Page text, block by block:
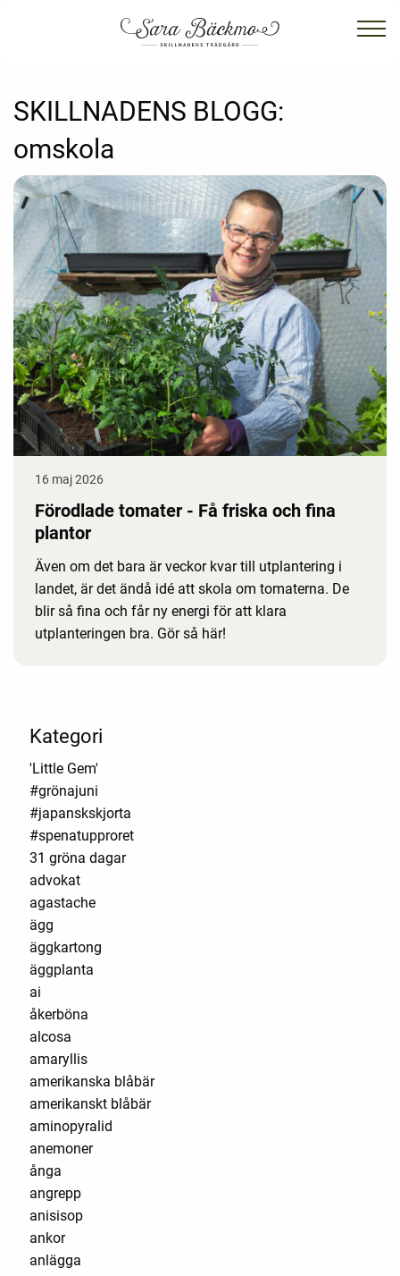
SKILLNADENS BLOGG:
omskola
16 maj 2026
Förodlade tomater - Få friska och fina
plantor
Även om det bara är veckor kvar till utplantering i
landet, är det ändå idé att skola om tomaterna. De
blir så fina och får ny energi för att klara
utplanteringen bra. Gör så här!
Kategori
'Little Gem'
#grönajuni
#japanskskjorta
#spenatupproret
31 gröna dagar
advokat
agastache
ägg
äggkartong
äggplanta
ai
åkerböna
alcosa
amaryllis
amerikanska blåbär
amerikanskt blåbär
aminopyralid
anemoner
ånga
angrepp
anisisop
ankor
anlägga